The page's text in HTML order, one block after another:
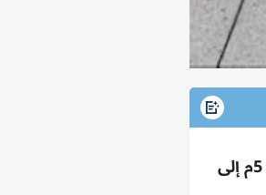
أدنوك تتحول لمنافس عالمي: توسع بتروكيماويات واستحواذات، مسارات تصدير بديلة لهرمز، ورفع الإنتاج من 5م إلى